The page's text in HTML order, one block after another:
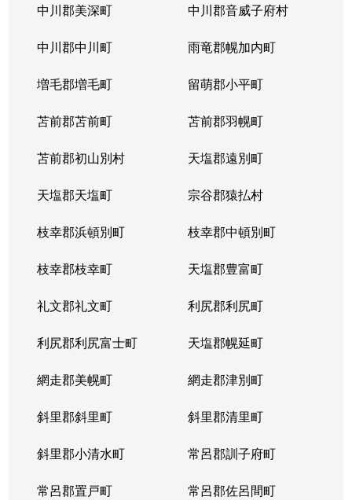
中川郡美深町 中川郡音威子府村
中川郡中川町 雨竜郡幌加内町
増毛郡増毛町 留萌郡小平町
苫前郡苫前町 苫前郡羽幌町
苫前郡初山別村 天塩郡遠別町
天塩郡天塩町 宗谷郡猿払村
枝幸郡浜頓別町 枝幸郡中頓別町
枝幸郡枝幸町 天塩郡豊富町
礼文郡礼文町 利尻郡利尻町
利尻郡利尻富士町 天塩郡幌延町
網走郡美幌町 網走郡津別町
斜里郡斜里町 斜里郡清里町
斜里郡小清水町 常呂郡訓子府町
常呂郡置戸町 常呂郡佐呂間町